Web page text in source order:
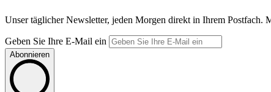
Unser täglicher Newsletter, jeden Morgen direkt in Ihrem Postfach.
Geben Sie Ihre E-Mail ein
Abonnieren